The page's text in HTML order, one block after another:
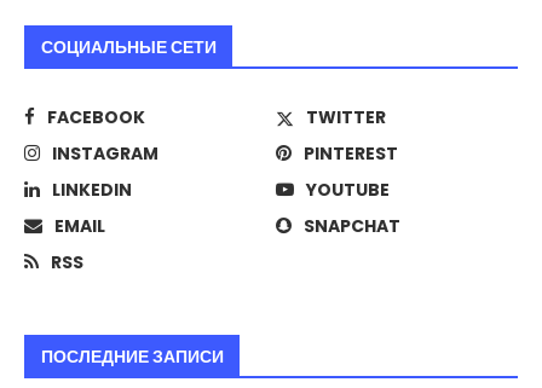
СОЦИАЛЬНЫЕ СЕТИ
FACEBOOK
TWITTER
INSTAGRAM
PINTEREST
LINKEDIN
YOUTUBE
EMAIL
SNAPCHAT
RSS
ПОСЛЕДНИЕ ЗАПИСИ